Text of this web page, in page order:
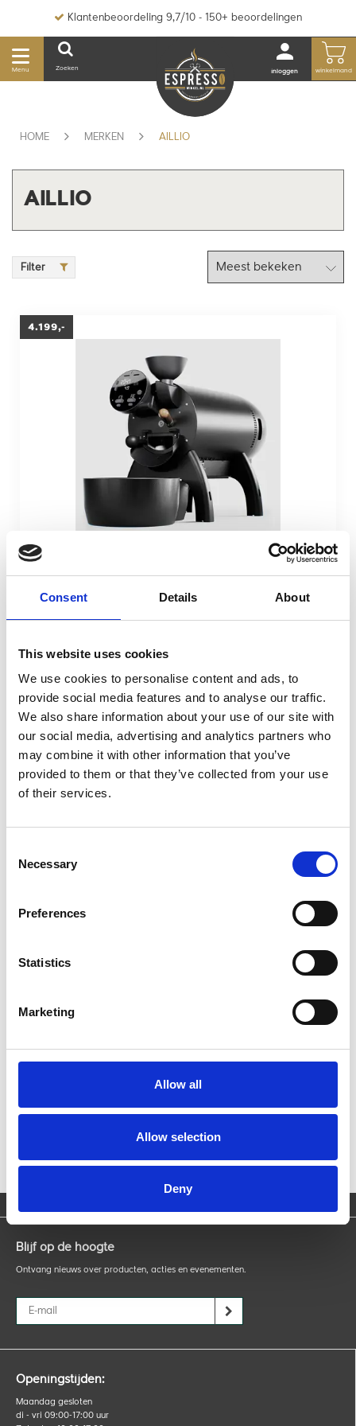
Consent Details About
This website uses cookies
We use cookies to personalise content and ads, to
provide social media features and to analyse our traffic.
We also share information about your use of our site with
our social media, advertising and analytics partners who
may combine it with other information that you’ve
provided to them or that they’ve collected from your use
of their services.
Selection
Necessary
Preferences
Statistics
Marketing
Allow all
Allow selection
Deny
Klantenbeoordeling 9,7/10 - 150+ beoordelingen
Menu Zoeken inloggen winkelmand
HOME MERKEN AILLIO
AILLIO
Filter
4.199,-
Aillio Bullet R2 1,2kg koffiebrander
✓ instelbare warmte- en vent...
Advies nodig van
onze expert?
5.299,-
Aillio Bullet R2 PRO 1,2kg koffiebrander
Aillio Bullet R2 PRO 1,2kg koffiebrander
onze expert?
Openingstijden:
Maandag gesloten
di - vri 09:00-17:00 uur
Blijf op de hoogte
Ontvang nieuws over producten, acties en evenementen.